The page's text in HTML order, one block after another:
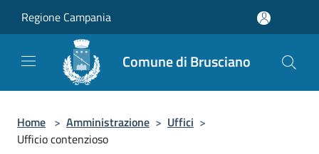
Regione Campania
Comune di Brusciano
Home > Amministrazione > Uffici >
Ufficio contenzioso